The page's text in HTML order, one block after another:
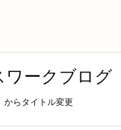
ワークブログ
からタイトル変更